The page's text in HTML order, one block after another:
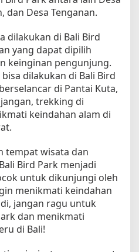
dan Desa Tenganan.
dilakukan di Bali Bird
yang dapat dipilih
keinginan pengunjung.
dilakukan di Bali Bird
di Pantai Kuta,
trekking di
keindahan alam di
tempat wisata dan
Bird Park menjadi
untuk dikunjungi oleh
menikmati keindahan
jangan ragu untuk
dan menikmati
di Bali!